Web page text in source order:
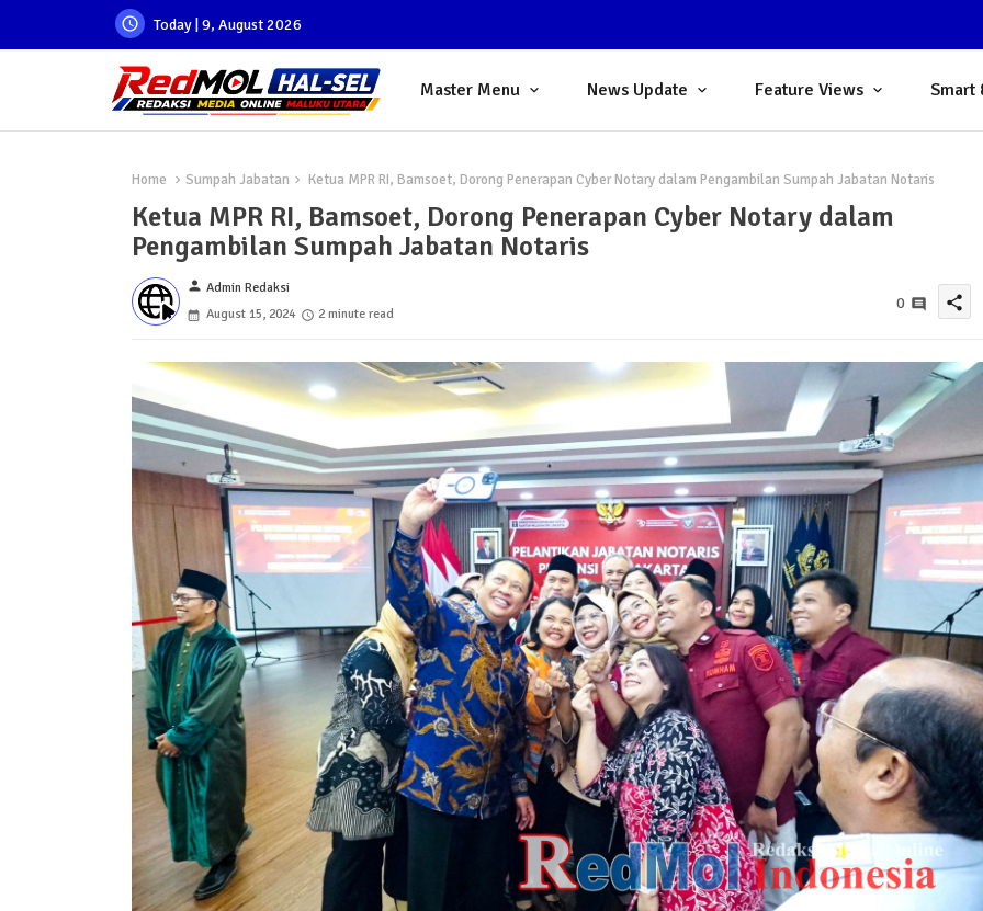
Today | 9, August 2026
Master Menu News Update Feature Views Smart
Home Sumpah Jabatan Ketua MPR RI, Bamsoet, Dorong Penerapan Cyber Notary dalam Pengambilan Sumpah Jabatan Notaris
Ketua MPR RI, Bamsoet, Dorong Penerapan Cyber Notary dalam
Pengambilan Sumpah Jabatan Notaris
person Admin Redaksi
August 15, 2024
2 minute read
0 share